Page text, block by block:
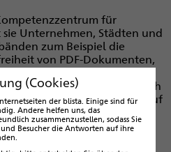
für
Unternehmen, Städten und
zum Beispiel die
von PDF-Dokumenten,
an. Aber die Experten
sondern sie beraten auch
Web-Seiten oder erstellen auf
als PDF.
Know-how in Workshops
wird, wie barrierefreie
(Cookies)
der blista. Einige sind für
Andere helfen uns, das
zusammenzustellen, sodass Sie
Besucher die Antworten auf ihre